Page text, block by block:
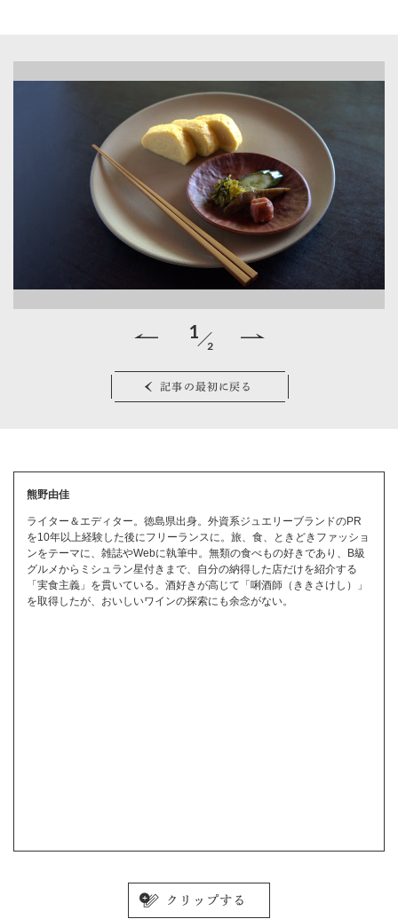
記事の最初に戻る
1
2
熊野由佳
ライター＆エディター。徳島県出身。外資系ジュエリーブランドのPR
を10年以上経験した後にフリーランスに。旅、食、ときどきファッショ
ンをテーマに、雑誌やWebに執筆中。無類の食べもの好きであり、B級
グルメからミシュラン星付きまで、自分の納得した店だけを紹介する
「実食主義」を貫いている。酒好きが高じて「唎酒師（ききさけし）」
を取得したが、おいしいワインの探索にも余念がない。